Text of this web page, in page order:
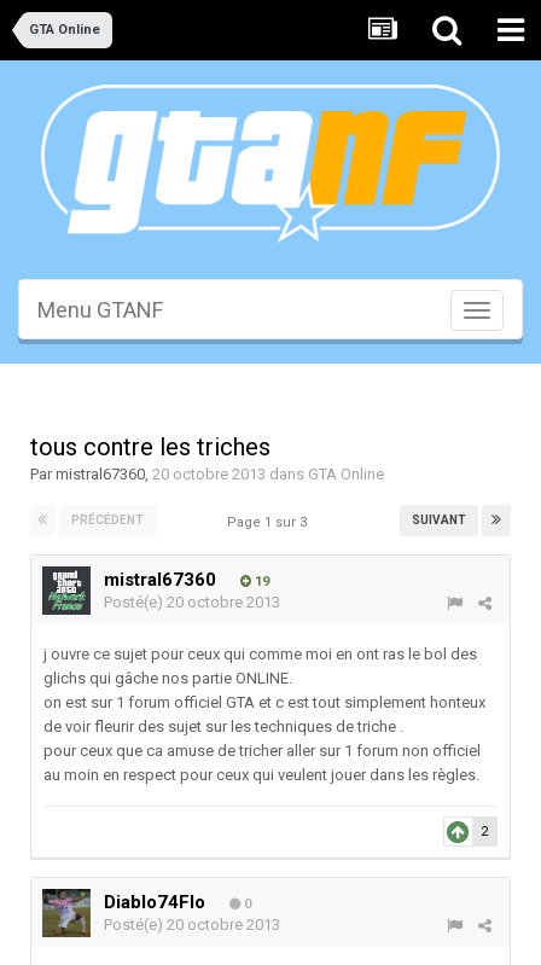
GTA Online
Toggle
Menu GTANF
tous contre les triches
Parmistral67360, 20 octobre 2013 dans GTA Online
PRÉCÉDENT SUIVANT
Page 1 sur 3
mistral67360 19
Posté(e) 20 octobre 2013
j ouvre ce sujet pour ceux qui comme moi en ont ras le bol des
glichs qui gâche nos partie ONLINE.
on est sur 1 forum officiel GTA et c est tout simplement honteux
de voir fleurir des sujet sur les techniques de triche .
pour ceux que ca amuse de tricher aller sur 1 forum non officiel
au moin en respect pour ceux qui veulent jouer dans les règles.
2
Diablo74Flo 0
Posté(e) 20 octobre 2013